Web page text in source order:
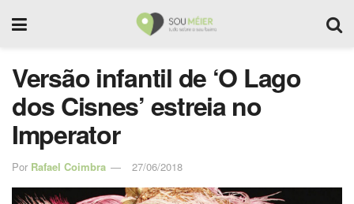
Versão infantil de ‘O Lago
dos Cisnes’ estreia no
Imperator
Por Rafael Coimbra 27/06/2018